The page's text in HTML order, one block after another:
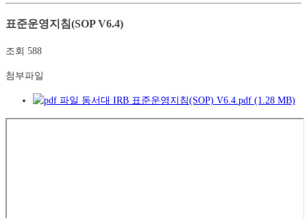
표준운영지침(SOP V6.4)
조회 588
첨부파일
동서대 IRB 표준운영지침(SOP) V6.4.pdf (1.28 MB)